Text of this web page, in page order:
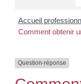
Accueil
Comment obtenir
Question-réponse